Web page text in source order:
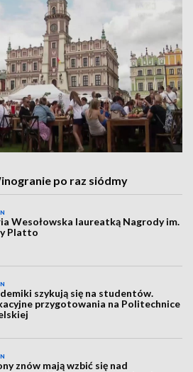
po raz siódmy
Wesołowska laureatką Nagrody im.
Platto
szykują się na studentów.
przygotowania na Politechnice
znów mają wzbić się nad